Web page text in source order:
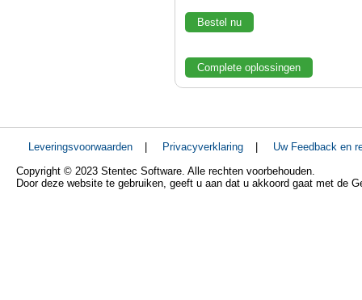
Bestel nu
Complete oplossingen
Leveringsvoorwaarden | Privacyverklaring |
Uw Feedback en
Copyright © 2023 Stentec Software. Alle rechten voorbehouden.
Door deze website te gebruiken, geeft u aan dat u akkoord gaat met de